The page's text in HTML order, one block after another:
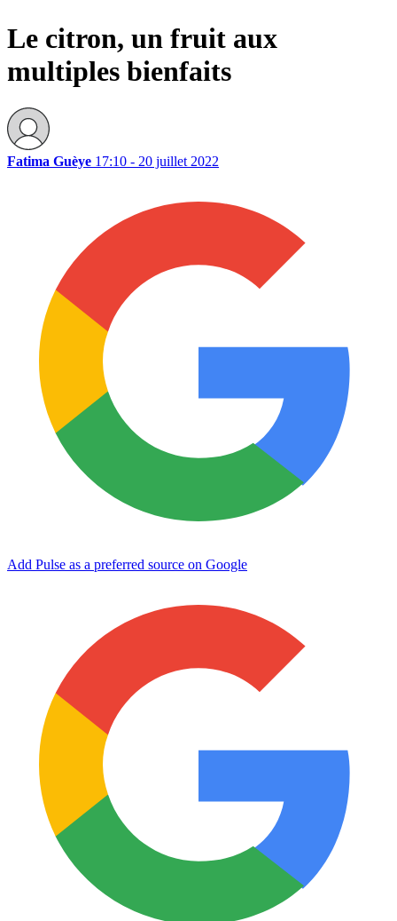
Le citron, un fruit aux
multiples bienfaits
Fatima Guèye 17:10 - 20 juillet 2022
Add Pulse as a preferred source on Google